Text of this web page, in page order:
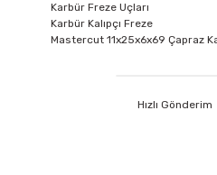
Karbür Freze Uçları
Karbür Kalıpçı Freze
Mastercut 11x25x6x69 Çapraz
Hızlı Gönderim